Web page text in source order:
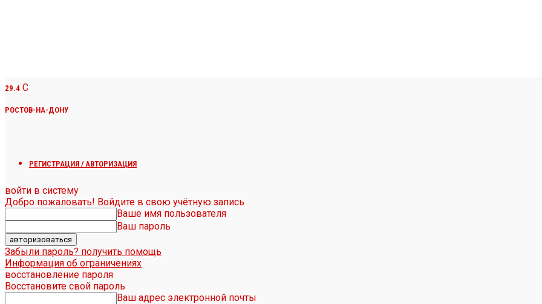
29.4 C
РОСТОВ-НА-ДОНУ
РЕГИСТРАЦИЯ / АВТОРИЗАЦИЯ
войти в систему
Добро пожаловать! Войдите в свою учётную запись
Ваше имя пользователя
Ваш пароль
Забыли пароль? получить помощь
Информация об ограничениях
восстановление пароля
Восстановите свой пароль
Ваш адрес электронной почты